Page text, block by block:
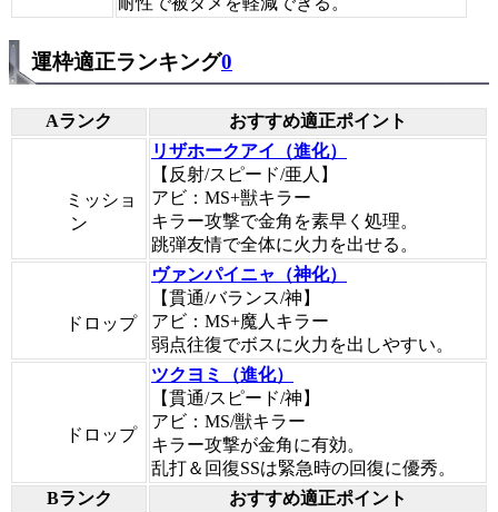
運枠適正ランキング0
Aランク おすすめ適正ポイント
ミッショ
ン
リザホークアイ（進化）
【反射/スピード/亜人】
アビ：MS+獣キラー
キラー攻撃で金角を素早く処理。
跳弾友情で全体に火力を出せる。
ドロップ
ヴァンパイニャ（神化）
【貫通/バランス/神】
アビ：MS+魔人キラー
弱点往復でボスに火力を出しやすい。
ドロップ
ツクヨミ（進化）
【貫通/スピード/神】
アビ：MS/獣キラー
キラー攻撃が金角に有効。
乱打＆回復SSは緊急時の回復に優秀。
Bランク
おすすめ適正ポイント